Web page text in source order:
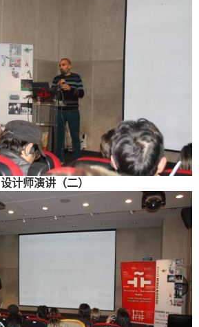
设计师演讲（二）